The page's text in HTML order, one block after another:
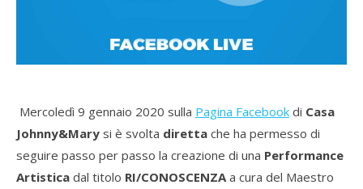
Mercoledì 9 gennaio 2020 sulla Pagina Facebook di Casa
Johnny&Mary si è svolta diretta che ha permesso di
seguire passo per passo la creazione di una Performance
Artistica dal titolo RI/CONOSCENZA a cura del Maestro